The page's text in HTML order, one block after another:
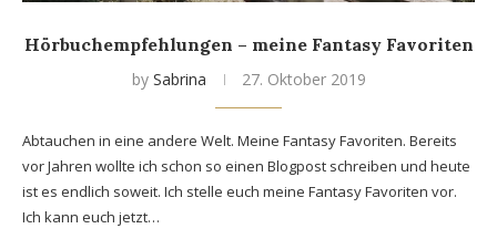
Hörbuchempfehlungen – meine Fantasy Favoriten
by Sabrina 27. Oktober 2019
Abtauchen in eine andere Welt. Meine Fantasy Favoriten. Bereits
vor Jahren wollte ich schon so einen Blogpost schreiben und heute
ist es endlich soweit. Ich stelle euch meine Fantasy Favoriten vor.
Ich kann euch jetzt…